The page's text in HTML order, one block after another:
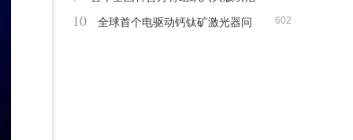
动
602
10
全球首个电驱动钙钛矿激光器问